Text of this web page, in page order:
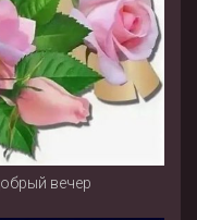
вечер